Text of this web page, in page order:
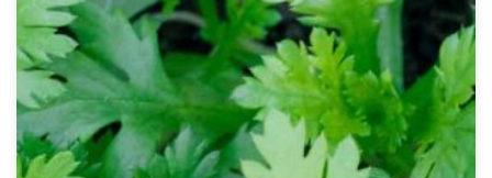
た感じが気持ちが悪くて嫌いです。 家族は好 ...